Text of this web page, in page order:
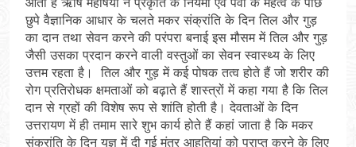
छुपे वैज्ञानिक आधार के चलते मकर संक्रांति के दिन तिल और गुड़
का दान तथा सेवन करने की परंपरा बनाई इस मौसम में तिल और गुड़
जैसी उसका प्रदान करने वाली वस्तुओं का सेवन स्वास्थ्य के लिए
उत्तम रहता है। तिल और गुड़ में कई पोषक तत्व होते हैं जो शरीर की
रोग प्रतिरोधक क्षमताओं को बढ़ाते हैं शास्त्रों में कहा गया है कि तिल
दान से ग्रहों की विशेष रूप से शांति होती है। देवताओं के दिन
उत्तरायण में ही तमाम सारे शुभ कार्य होते हैं कहां जाता है कि मकर
संक्रांति के दिन यज्ञ में दी गई मंत्र आहुतियां को प्राप्त करने के लिए